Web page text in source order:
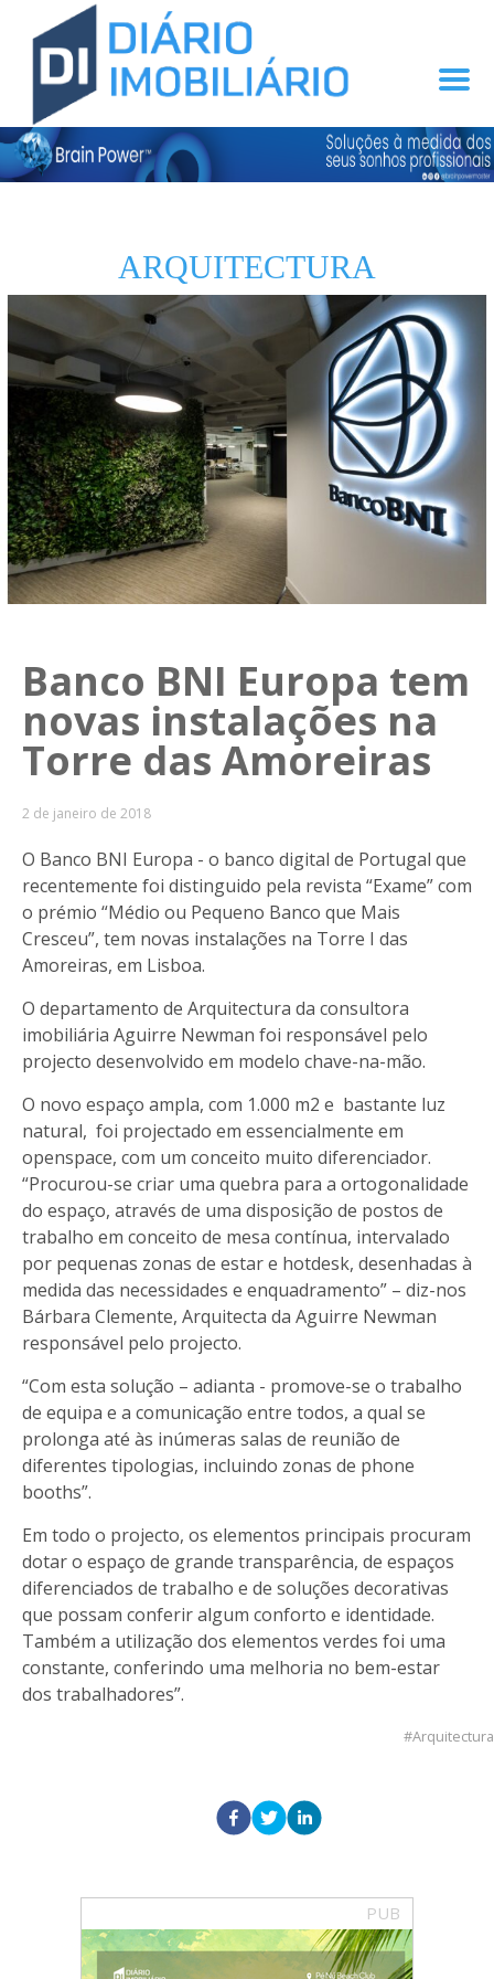
ARQUITECTURA
Banco BNI Europa tem
novas instalações na
Torre das Amoreiras
2 de janeiro de 2018
O Banco BNI Europa - o banco digital de Portugal que
recentemente foi distinguido pela revista “Exame” com
o prémio “Médio ou Pequeno Banco que Mais
Cresceu”, tem novas instalações na Torre I das
Amoreiras, em Lisboa.
O departamento de Arquitectura da consultora
imobiliária Aguirre Newman foi responsável pelo
projecto desenvolvido em modelo chave-na-mão.
O novo espaço ampla, com 1.000 m2 e bastante luz
natural, foi projectado em essencialmente em
openspace, com um conceito muito diferenciador.
“Procurou-se criar uma quebra para a ortogonalidade
do espaço, através de uma disposição de postos de
trabalho em conceito de mesa contínua, intervalado
por pequenas zonas de estar e hotdesk, desenhadas à
medida das necessidades e enquadramento” – diz-nos
Bárbara Clemente, Arquitecta da Aguirre Newman
responsável pelo projecto.
“Com esta solução – adianta - promove-se o trabalho
de equipa e a comunicação entre todos, a qual se
prolonga até às inúmeras salas de reunião de
diferentes tipologias, incluindo zonas de phone
booths”.
Em todo o projecto, os elementos principais procuram
dotar o espaço de grande transparência, de espaços
diferenciados de trabalho e de soluções decorativas
que possam conferir algum conforto e identidade.
Também a utilização dos elementos verdes foi uma
constante, conferindo uma melhoria no bem-estar
dos trabalhadores”.
Arquitectura
PUB